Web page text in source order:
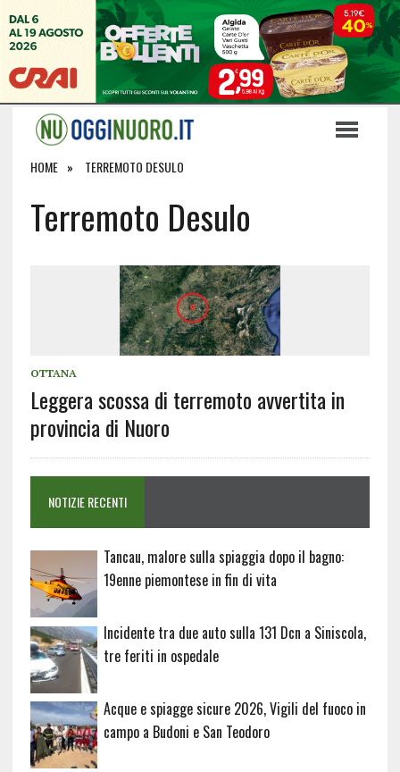
HOME TERREMOTO DESULO
Terremoto Desulo
OTTANA
Leggera scossa di terremoto avvertita in
provincia di Nuoro
NOTIZIE RECENTI
Tancau, malore sulla spiaggia dopo il bagno:
19enne piemontese in fin di vita
Incidente tra due auto sulla 131 Dcn a Siniscola,
tre feriti in ospedale
Acque e spiagge sicure 2026, Vigili del fuoco in
campo a Budoni e San Teodoro